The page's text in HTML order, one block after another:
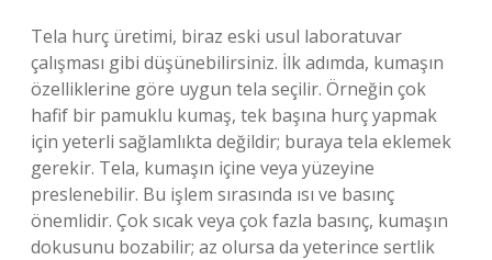
Tela hurç üretimi, biraz eski usul laboratuvar
çalışması gibi düşünebilirsiniz. İlk adımda, kumaşın
özelliklerine göre uygun tela seçilir. Örneğin çok
hafif bir pamuklu kumaş, tek başına hurç yapmak
için yeterli sağlamlıkta değildir; buraya tela eklemek
gerekir. Tela, kumaşın içine veya yüzeyine
preslenebilir. Bu işlem sırasında ısı ve basınç
önemlidir. Çok sıcak veya çok fazla basınç, kumaşın
dokusunu bozabilir; az olursa da yeterince sertlik